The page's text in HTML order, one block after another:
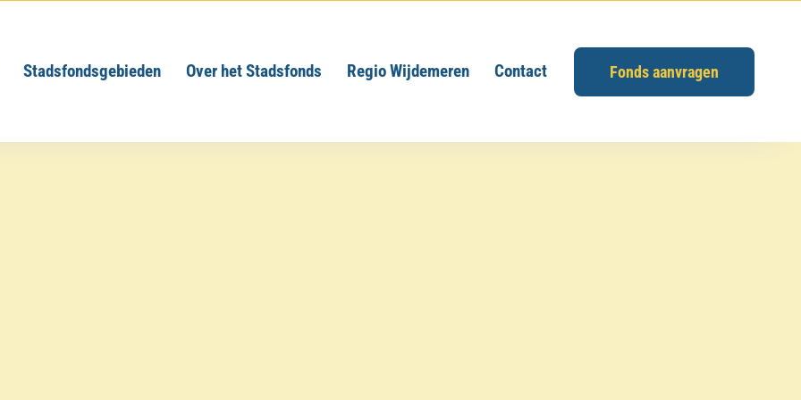
Stadsfondsgebieden Over het Stadsfonds Regio Wijdemeren Contact Fonds aanvragen